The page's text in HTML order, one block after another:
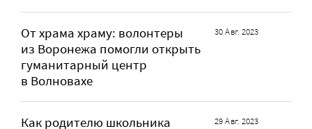
От храма храму: волонтеры
из Воронежа помогли открыть
гуманитарный центр
в Волновахе
30 Авг. 2023
Как родителю школьника
29 Авг. 2023